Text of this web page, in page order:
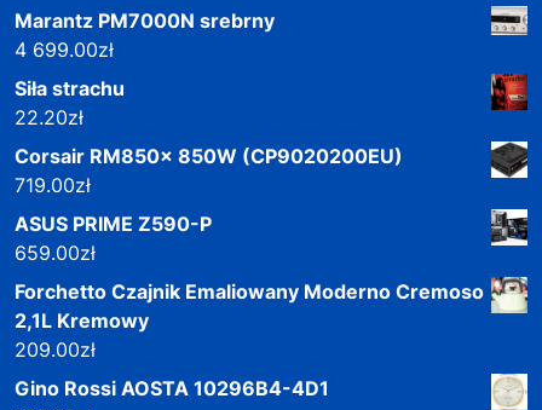
Marantz PM7000N srebrny
4 699.00zł
Siła strachu
22.20zł
Corsair RM850x 850W (CP9020200EU)
719.00zł
ASUS PRIME Z590-P
659.00zł
Forchetto Czajnik Emaliowany Moderno Cremoso
2,1L Kremowy
209.00zł
Gino Rossi AOSTA 10296B4-4D1